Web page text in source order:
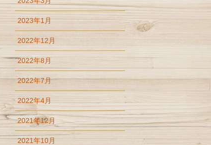
2023年1月
2022年12月
2022年8月
2022年7月
2022年4月
2021年12月
2021年10月